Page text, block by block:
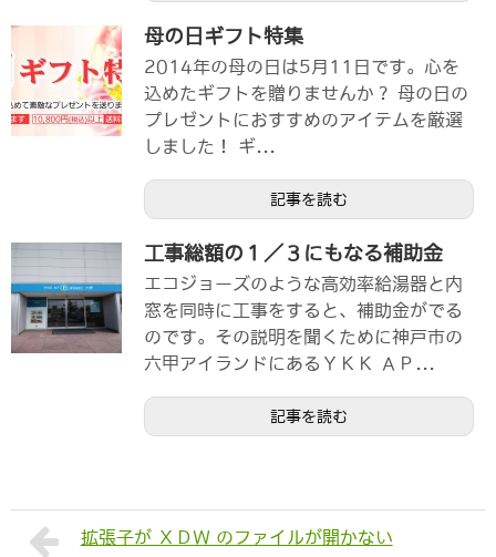
母の日ギフト特集
2014年の母の日は5月11日です。心を
込めたギフトを贈りませんか？ 母の日の
プレゼントにおすすめのアイテムを厳選
しました！ ギ...
記事を読む
工事総額の１／３にもなる補助金
エコジョーズのような高効率給湯器と内
窓を同時に工事をすると、補助金がでる
のです。その説明を聞くために神戸市の
六甲アイランドにあるＹＫＫ ＡＰ...
記事を読む
拡張子が ＸＤＷ のファイルが開かない